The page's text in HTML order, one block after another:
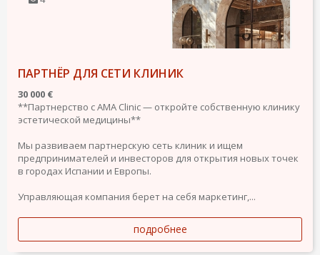
ПАРТНЁР ДЛЯ СЕТИ КЛИНИК
30 000 €
**Партнерство с AMA Clinic — откройте собственную клинику
эстетической медицины**
Мы развиваем партнерскую сеть клиник и ищем
предпринимателей и инвесторов для открытия новых точек
в городах Испании и Европы.
Управляющая компания берет на себя маркетинг,...
подробнее